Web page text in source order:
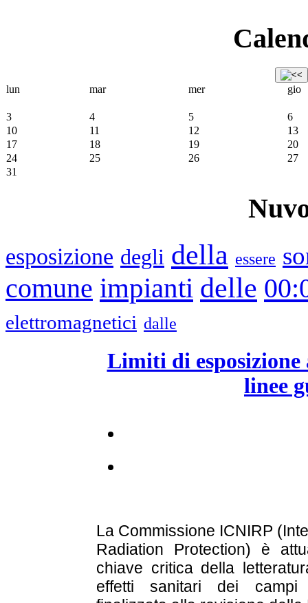
lun
mar mer gio
3 4 5
6
10
11 12
13
17
18 19
20
24
25 26
27
31
esposizione degli della essere
comune impianti delle
elettromagnetici dalle
Limiti di esposizione
linee
La Commissione ICNIRP
Radiation Protection) è
chiave critica della
effetti sanitari dei campi